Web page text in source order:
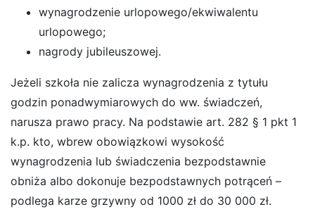
wynagrodzenie urlopowego/ekwiwalentu
urlopowego;
nagrody jubileuszowej.
Jeżeli szkoła nie zalicza wynagrodzenia z tytułu
godzin ponadwymiarowych do ww. świadczeń,
narusza prawo pracy. Na podstawie art. 282 § 1 pkt 1
k.p. kto, wbrew obowiązkowi wysokość
wynagrodzenia lub świadczenia bezpodstawnie
obniża albo dokonuje bezpodstawnych potrąceń –
podlega karze grzywny od 1000 zł do 30 000 zł.